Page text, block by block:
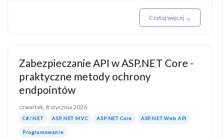
Czytaj więcej →
Zabezpieczanie API w ASP.NET Core -
praktyczne metody ochrony
endpointów
czwartek, 8 stycznia 2026
C#/.NET ASP.NET MVC ASP.NET Core ASP.NET Web API
Programowanie